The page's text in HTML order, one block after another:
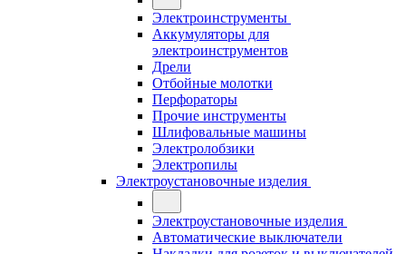
Электроинструменты
Аккумуляторы для
электроинструментов
Дрели
Отбойные молотки
Перфораторы
Прочие инструменты
Шлифовальные машины
Электролобзики
Электропилы
Электроустановочные изделия
Электроустановочные изделия
Автоматические выключатели